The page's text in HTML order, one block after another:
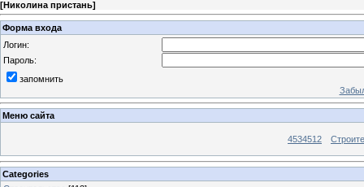
[Николина пристань]
Форма входа
Логин:
Пароль:
запомнить
Меню сайта
4534512
Categories